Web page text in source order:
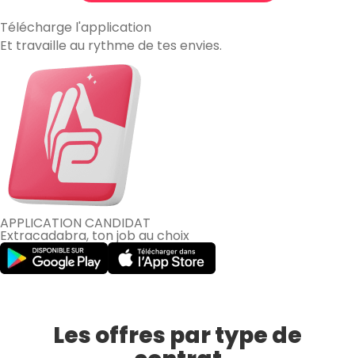
Télécharge l'application
Et travaille au rythme de tes envies.
APPLICATION CANDIDAT
Extracadabra, ton job au choix
Les offres par type de